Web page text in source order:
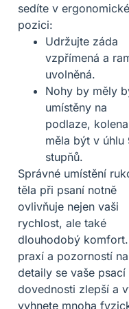
sedíte v ergonomické
pozici:
Udržujte záda
vzpřímená a
uvolněná.
Nohy by měly
umístěny na
podlaze,
měla být v úhlu
stupňů.
Správné umístění
těla při psaní notně
ovlivňuje nejen vaši
rychlost, ale také
dlouhodobý
praxí a pozorností na
detaily se vaše psací
dovednosti zlepší a
vyhnete mnoha